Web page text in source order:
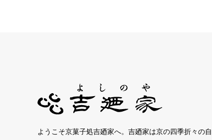
ようこそ京菓子処吉廼家へ。吉廼家は京の四季折々の自